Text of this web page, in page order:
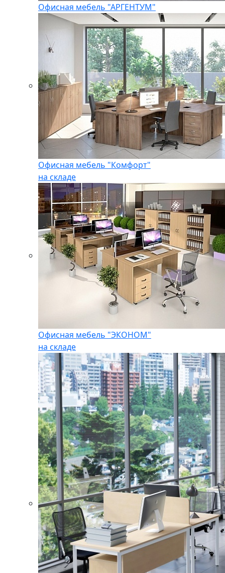
Офисная мебель "АРГЕНТУМ"
Офисная мебель "Комфорт"
на складе
Офисная мебель "ЭКОНОМ"
на складе